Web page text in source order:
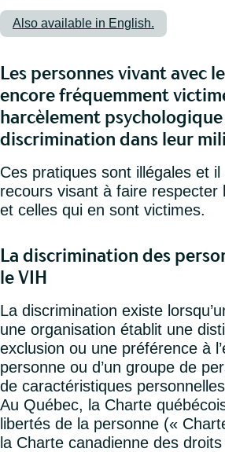
Also available in English.
Les personnes vivant avec
encore fréquemment
harcèlement
discrimination dans leur
Ces pratiques sont illégales et
recours visant à faire respecter
et celles qui en sont victimes.
La discrimination des
le VIH
La discrimination existe
une organisation établit une
exclusion ou une préférence à
personne ou d’un groupe de
de caractéristiques
Au Québec, la Charte
libertés de la personne («
la Charte canadienne des